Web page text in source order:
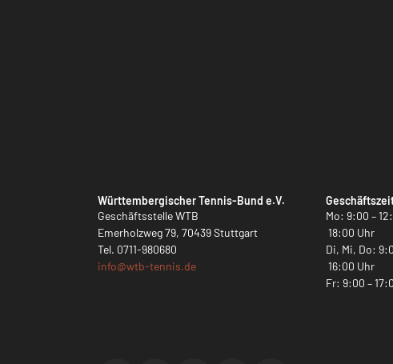
Württembergischer Tennis-Bund e.V.
Geschäftsstelle WTB
Emerholzweg 79, 70439 Stuttgart
Tel. 0711-980680
info@wtb-tennis.de
Mo: 9:00 –
18:00 Uhr
Di, Mi, Do:
16:00 Uhr
Fr: 9:00 –